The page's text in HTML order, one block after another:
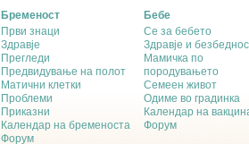
Бременост
Први знаци
Здравје
Прегледи
Предвидување на полот
Матични клетки
Проблеми
Приказни
Календар на бременоста
Форум
Бебе
Се за бебето
Здравје и
Мамичка по
породувањето
Семеен живот
Одиме во градинка
Календар на
Форум